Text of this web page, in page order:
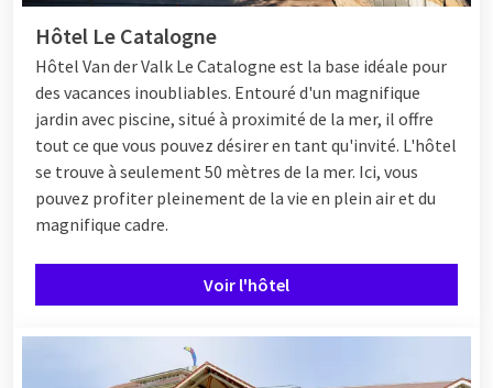
Hôtel Le Catalogne
Hôtel Van der Valk Le Catalogne est la base idéale pour
des vacances inoubliables. Entouré d'un magnifique
jardin avec piscine, situé à proximité de la mer, il offre
tout ce que vous pouvez désirer en tant qu'invité. L'hôtel
se trouve à seulement 50 mètres de la mer. Ici, vous
pouvez profiter pleinement de la vie en plein air et du
magnifique cadre.
Voir l'hôtel